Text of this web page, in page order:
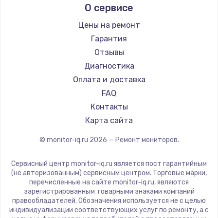
Thunderobot
Hisense
АОС
Ardor
Machenike
iru
Titan Army
iFFALCON
Dahua
О сервисе
Цены на ремонт
Гарантия
Отзывы
Диагностика
Оплата и доставка
FAQ
Контакты
Карта сайта
© monitor-iq.ru 2026 — Ремонт мониторов.
Сервисный центр monitor-iq.ru является пост гарантийным
(не авторизованным) сервисным центром. Торговые марки,
перечисленные на сайте monitor-iq.ru, являются
зарегистрированным товарными знаками компаний
правообладателей. Обозначения используется не с целью
индивидуализации соответствующих услуг по ремонту, а с